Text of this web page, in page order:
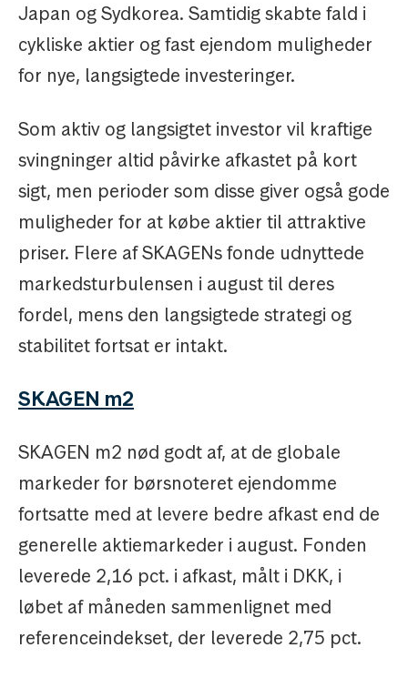
Japan og Sydkorea. Samtidig skabte fald i
cykliske aktier og fast ejendom muligheder
for nye, langsigtede investeringer.
Som aktiv og langsigtet investor vil kraftige
svingninger altid påvirke afkastet på kort
sigt, men perioder som disse giver også gode
muligheder for at købe aktier til attraktive
priser. Flere af SKAGENs fonde udnyttede
markedsturbulensen i august til deres
fordel, mens den langsigtede strategi og
stabilitet fortsat er intakt.
SKAGEN m2
SKAGEN m2 nød godt af, at de globale
markeder for børsnoteret ejendomme
fortsatte med at levere bedre afkast end de
generelle aktiemarkeder i august. Fonden
leverede 2,16 pct. i afkast, målt i DKK, i
løbet af måneden sammenlignet med
referenceindekset, der leverede 2,75 pct.